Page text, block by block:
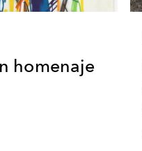
homenaje